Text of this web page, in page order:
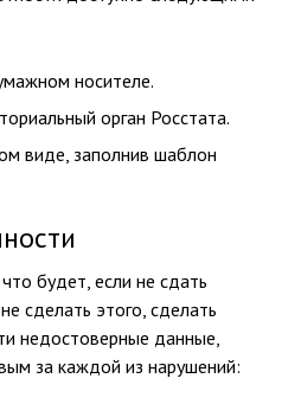
носителе.
орган Росстата.
виде, заполнив шаблон
будет, если не сдать
сделать этого, сделать
недостоверные данные,
за каждой из нарушений: